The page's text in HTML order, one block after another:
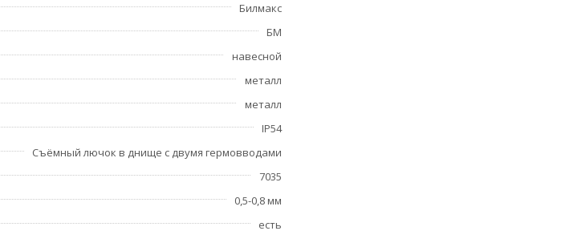
Билмакс
БМ
навесной
металл
металл
IP54
Съёмный лючок в днище с двумя гермовводами
7035
0,5-0,8 мм
есть